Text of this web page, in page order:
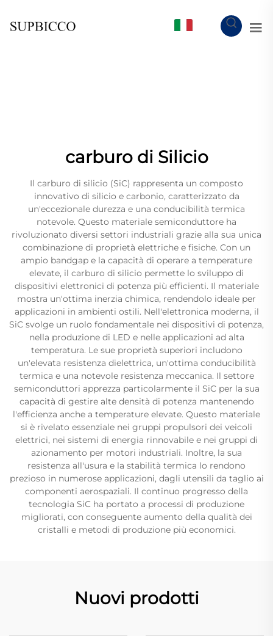
carburo di Silicio
Il carburo di silicio (SiC) rappresenta un composto
innovativo di silicio e carbonio, caratterizzato da
un'eccezionale durezza e una conducibilità termica
notevole. Questo materiale semiconduttore ha
rivoluzionato diversi settori industriali grazie alla sua unica
combinazione di proprietà elettriche e fisiche. Con un
ampio bandgap e la capacità di operare a temperature
elevate, il carburo di silicio permette lo sviluppo di
dispositivi elettronici di potenza più efficienti. Il materiale
mostra un'ottima inerzia chimica, rendendolo ideale per
applicazioni in ambienti ostili. Nell'elettronica moderna, il
SiC svolge un ruolo fondamentale nei dispositivi di potenza,
nella produzione di LED e nelle applicazioni ad alta
temperatura. Le sue proprietà superiori includono
un'elevata resistenza dielettrica, un'ottima conducibilità
termica e una notevole resistenza meccanica. Il settore
semiconduttori apprezza particolarmente il SiC per la sua
capacità di gestire alte densità di potenza mantenendo
l'efficienza anche a temperature elevate. Questo materiale
si è rivelato essenziale nei gruppi propulsori dei veicoli
elettrici, nei sistemi di energia rinnovabile e nei gruppi di
azionamento per motori industriali. Inoltre, la sua
resistenza all'usura e la stabilità termica lo rendono
prezioso in numerose applicazioni, dagli utensili da taglio ai
componenti aerospaziali. Il continuo progresso della
tecnologia SiC ha portato a processi di produzione
migliorati, con conseguente aumento della qualità dei
cristalli e metodi di produzione più economici.
Nuovi prodotti